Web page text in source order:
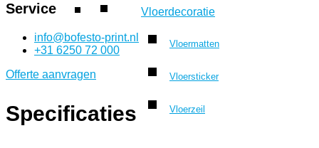
Vloerdecoratie
Vloermatten
Vloersticker
Vloerzeil
Service
info@bofesto-print.nl
+31 6250 72 000
Offerte aanvragen
Specificaties